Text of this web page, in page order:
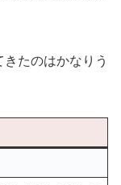
たのはかなりう